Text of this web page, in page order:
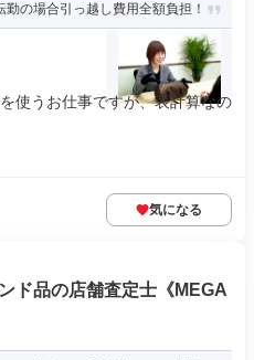
の場合引っ越し費用全額負担！
使うお仕事ですが、表計算なの
気になる
ド品の店舗査定士《MEGA